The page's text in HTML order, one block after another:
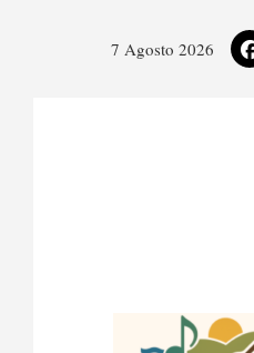
7 Agosto 2026